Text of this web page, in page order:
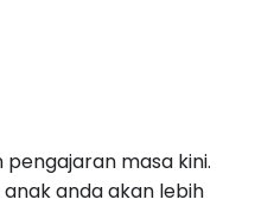
masa kini.
anda akan lebih